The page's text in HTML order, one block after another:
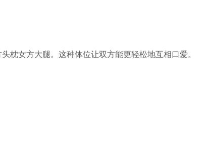
枕女方大腿。这种体位让双方能更轻松地互相口爱。